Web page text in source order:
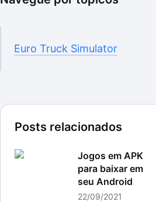
Euro Truck Simulator
Posts relacionados
Jogos em APK
para baixar em
seu Android
22/09/2021